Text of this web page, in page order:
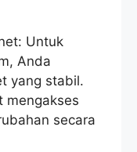
Untuk
Anda
yang stabil.
mengakses
secara